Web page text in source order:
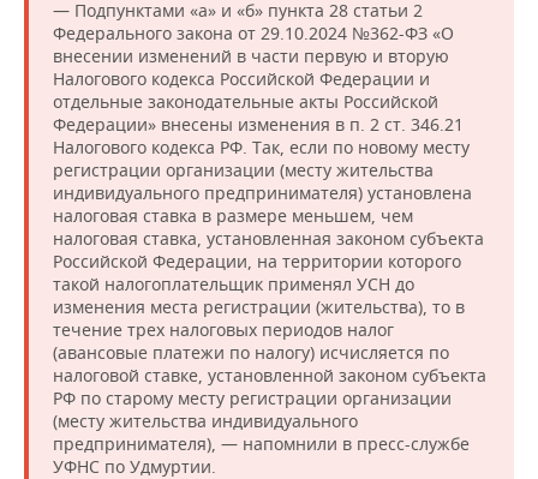
— Подпунктами «а» и «б» пункта 28 статьи 2
Федерального закона от 29.10.2024 №362-ФЗ «О
внесении изменений в части первую и вторую
Налогового кодекса Российской Федерации и
отдельные законодательные акты Российской
Федерации» внесены изменения в п. 2 ст. 346.21
Налогового кодекса РФ. Так, если по новому месту
регистрации организации (месту жительства
индивидуального предпринимателя) установлена
налоговая ставка в размере меньшем, чем
налоговая ставка, установленная законом субъекта
Российской Федерации, на территории которого
такой налогоплательщик применял УСН до
изменения места регистрации (жительства), то в
течение трех налоговых периодов налог
(авансовые платежи по налогу) исчисляется по
налоговой ставке, установленной законом субъекта
РФ по старому месту регистрации организации
(месту жительства индивидуального
предпринимателя), — напомнили в пресс-службе
УФНС по Удмуртии.